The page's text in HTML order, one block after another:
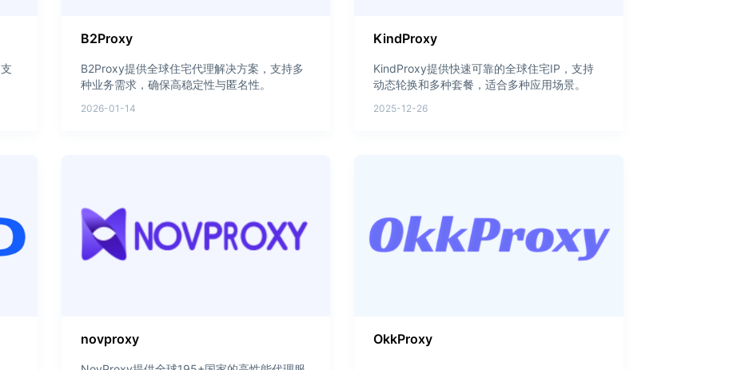
B2Proxy
B2Proxy提供全球住宅代理解决方案，支持多
种业务需求，确保高稳定性与匿名性。
2026-01-14
KindProxy
KindProxy提供快速可靠的全球住宅IP，支持
动态轮换和多种套餐，适合多种应用场景。
2025-12-26
novproxy OkkProxy